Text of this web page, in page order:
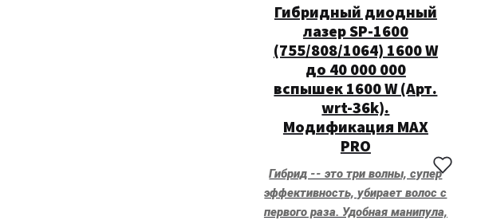
Гибридный диодный
лазер SP-1600
(755/808/1064) 1600 W
до 40 000 000
вспышек 1600 W (Арт.
wrt-36k).
Модификация MAX
PRO
Гибрид -- это три волны, супер
эффективность, убирает волос с
первого раза. Удобная манипула,